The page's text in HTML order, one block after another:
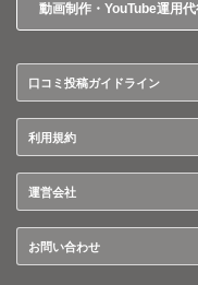
動画制作・YouTube運用
口コミ投稿ガイドライン
利用規約
運営会社
お問い合わせ